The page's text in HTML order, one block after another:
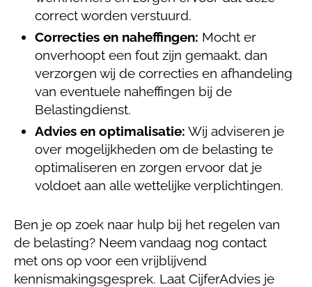
correct worden verstuurd.
Correcties en naheffingen: Mocht er
onverhoopt een fout zijn gemaakt, dan
verzorgen wij de correcties en afhandeling
van eventuele naheffingen bij de
Belastingdienst.
Advies en optimalisatie: Wij adviseren je
over mogelijkheden om de belasting te
optimaliseren en zorgen ervoor dat je
voldoet aan alle wettelijke verplichtingen.
Ben je op zoek naar hulp bij het regelen van
de belasting? Neem vandaag nog contact
met ons op voor een vrijblijvend
kennismakingsgesprek. Laat CijferAdvies je